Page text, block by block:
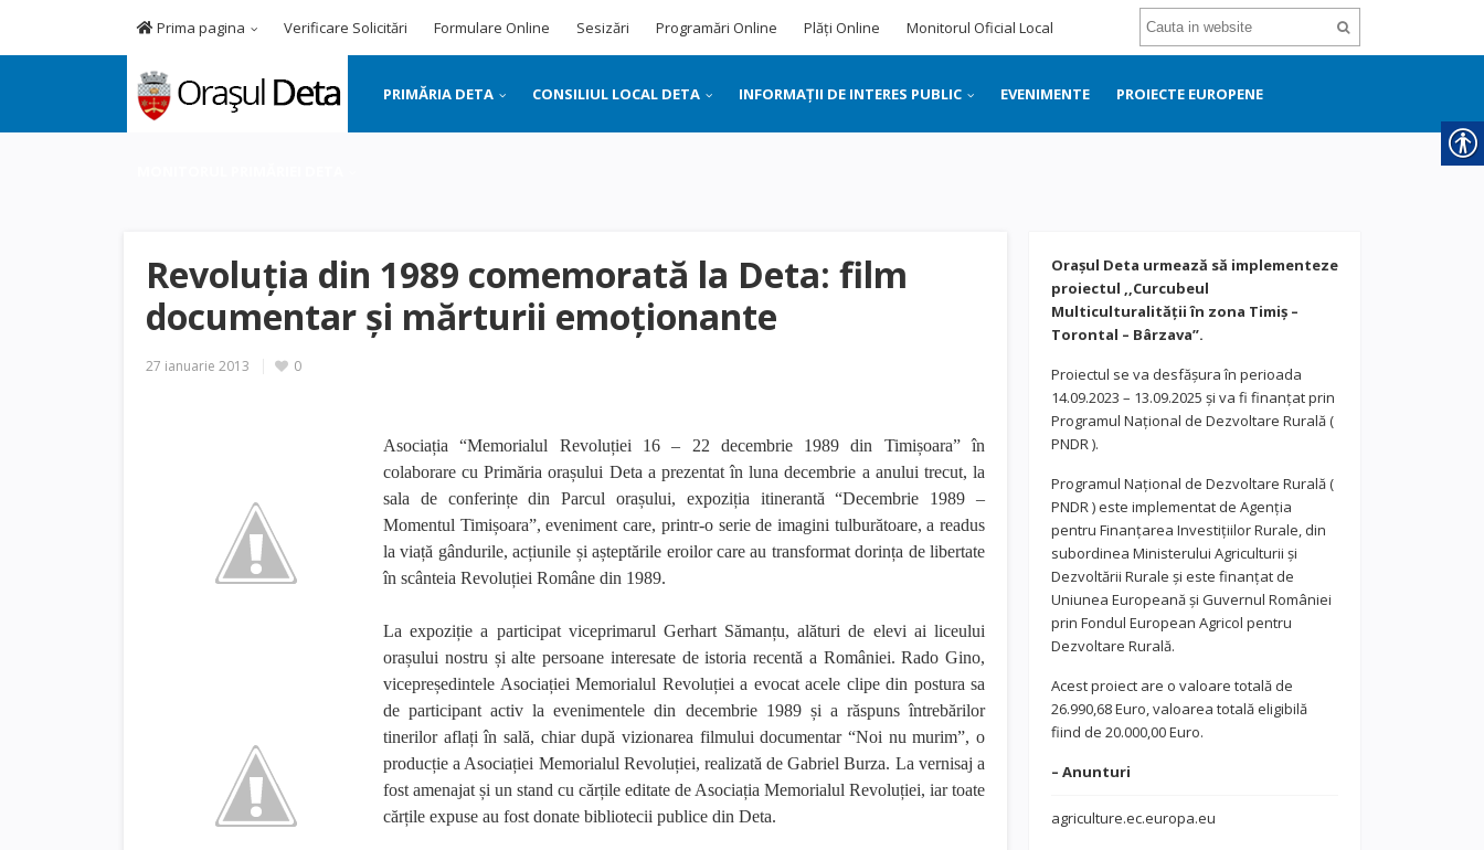
Prima pagina Verificare Solicitări Formulare Online Sesizări Programări Online Plăți Online Monitorul Oficial Local
PRIMĂRIA DETA CONSILIUL LOCAL DETA INFORMAȚII DE INTERES PUBLIC EVENIMENTE PROIECTE EUROPENE
Revoluția din 1989 comemorată la Deta: film
documentar și mărturii emoționante
27 ianuarie 2013 0
Asociația “Memorialul Revoluției 16 – 22 decembrie 1989 din Timișoara” în
colaborare cu Primăria orașului Deta a prezentat în luna decembrie a anului trecut, la
sala de conferințe din Parcul orașului, expoziția itinerantă “Decembrie 1989 –
Momentul Timișoara”, eveniment care, printr-o serie de imagini tulburătoare, a readus
la viață gândurile, acțiunile și așteptările eroilor care au transformat dorința de libertate
în scânteia Revoluției Române din 1989.
La expoziție a participat viceprimarul Gerhart Sămanțu, alături de elevi ai liceului
orașului nostru și alte persoane interesate de istoria recentă a României. Rado Gino,
vicepreședintele Asociației Memorialul Revoluției a evocat acele clipe din postura sa
de participant activ la evenimentele din decembrie 1989 și a răspuns întrebărilor
tinerilor aflați în sală, chiar după vizionarea filmului documentar “Noi nu murim”, o
producție a Asociației Memorialul Revoluției, realizată de Gabriel Burza. La vernisaj a
fost amenajat și un stand cu cărțile editate de Asociația Memorialul Revoluției, iar toate
cărțile expuse au fost donate bibliotecii publice din Deta.
Orașul Deta urmează să implementeze
proiectul ,,Curcubeul
Multiculturalității în zona Timiș –
Torontal – Bârzava”.
Proiectul se va desfășura în perioada
14.09.2023 – 13.09.2025 și va fi finanțat prin
Programul Național de Dezvoltare Rurală (
PNDR ).
Programul Național de Dezvoltare Rurală (
PNDR ) este implementat de Agenția
pentru Finanțarea Investițiilor Rurale, din
subordinea Ministerului Agriculturii și
Dezvoltării Rurale și este finanțat de
Uniunea Europeană și Guvernul României
prin Fondul European Agricol pentru
Dezvoltare Rurală.
Acest proiect are o valoare totală de
26.990,68 Euro, valoarea totală eligibilă
fiind de 20.000,00 Euro.
– Anunturi
agriculture.ec.europa.eu